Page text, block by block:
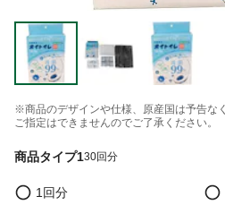
※商品のデザインや仕様、原産国は予告な
ご指定はできませんのでご了承ください。
商品タイプ130回分
1回分